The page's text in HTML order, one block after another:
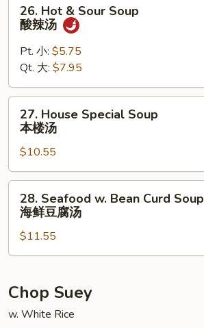
Hot
Sour
Soup
酸
辣
26. Hot & Sour Soup
酸辣汤
Pt. 小: $5.75
Qt. 大: $7.95
House
Special
Soup
本
楼
27. House Special Soup
本楼汤
$10.55
Seafood
Bean
Curd
海
豆
28. Seafood w. Bean Curd Soup
海鲜豆腐汤
$11.55
Chop Suey
w. White Rice